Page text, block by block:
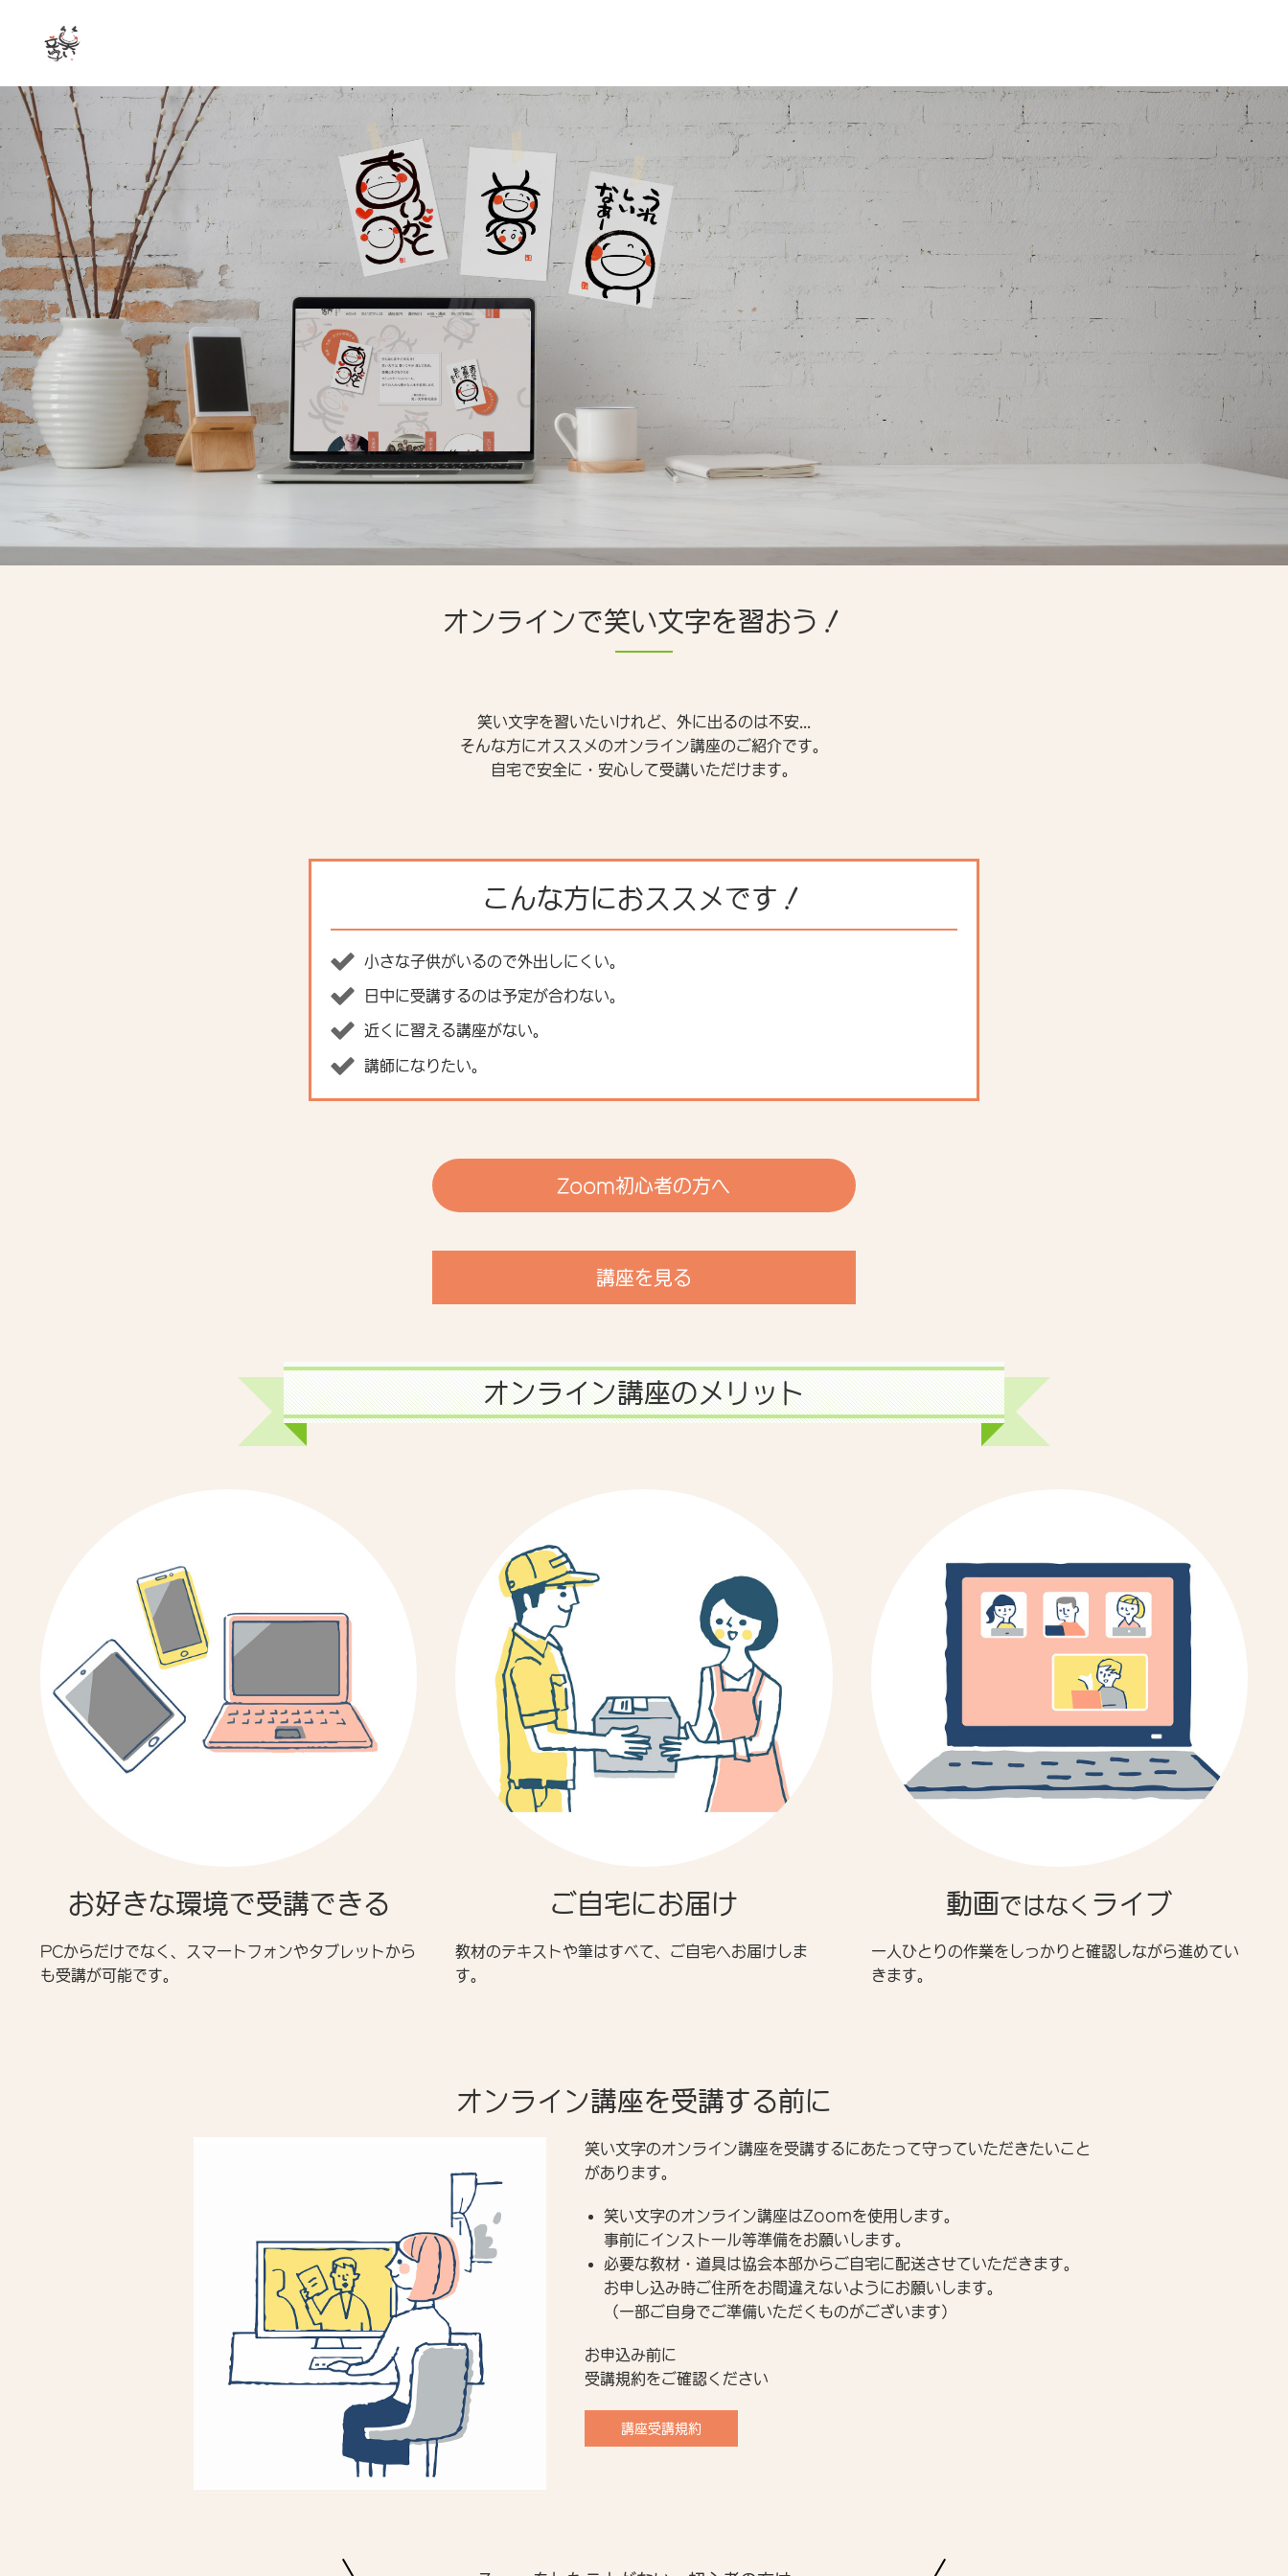
オンラインで笑い文字を習おう！
笑い文字を習いたいけれど、外に出るのは不安...
そんな方にオススメのオンライン講座のご紹介です。
自宅で安全に・安心して受講いただけます。
こんな方におススメです！
小さな子供がいるので外出しにくい。
日中に受講するのは予定が合わない。
近くに習える講座がない。
講師になりたい。
Zoom初心者の方へ
講座を見る
オンライン講座のメリット
お好きな環境で受講できる
PCからだけでなく、スマートフォンやタブレットから
も受講が可能です。
ご自宅にお届け
教材のテキストや筆はすべて、ご自宅へお届けしま
す。
動画ではなく ライブ
一人ひとりの作業をしっかりと確認しながら進めてい
きます。
オンライン講座を受講する前に
笑い文字のオンライン講座を受講するにあたって守っていただきたいこと
があります。
笑い文字のオンライン講座はZoomを使用します。
事前にインストール等準備をお願いします。
必要な教材・道具は協会本部からご自宅に配送させていただきます。
お申し込み時ご住所をお間違えないようにお願いします。
（一部ご自身でご準備いただくものがございます）
お申込み前に
受講規約をご確認ください
講座受講規約